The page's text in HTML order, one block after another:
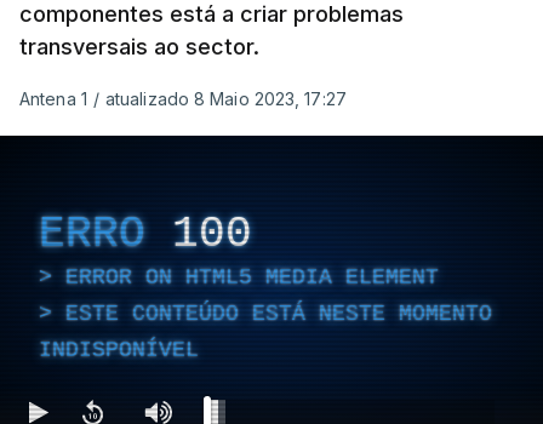
componentes está a criar problemas
transversais ao sector.
Antena 1 / atualizado 8 Maio 2023, 17:27
ERRO 100
ERROR ON HTML5 MEDIA ELEMENT
ESTE CONTEÚDO ESTÁ NESTE MOMENTO
INDISPONÍVEL